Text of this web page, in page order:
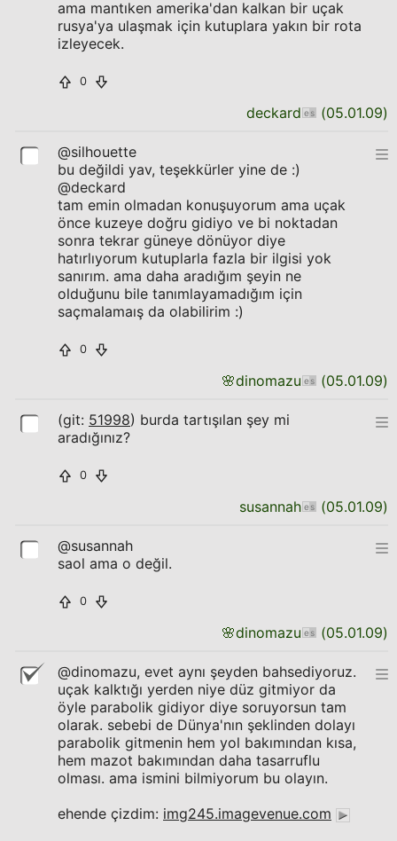
ama mantıken amerika'dan kalkan bir uçak
rusya'ya ulaşmak için kutuplara yakın bir rota
izleyecek.
0
deckard (05.01.09)
@silhouette
bu değildi yav, teşekkürler yine de :)
@deckard
tam emin olmadan konuşuyorum ama uçak
önce kuzeye doğru gidiyo ve bi noktadan
sonra tekrar güneye dönüyor diye
hatırlıyorum kutuplarla fazla bir ilgisi yok
sanırım. ama daha aradığım şeyin ne
olduğunu bile tanımlayamadığım için
saçmalamaış da olabilirim :)
0
🌸dinomazu (05.01.09)
(git: 51998) burda tartışılan şey mi
aradığınız?
0
susannah (05.01.09)
@susannah
saol ama o değil.
0
🌸dinomazu (05.01.09)
@dinomazu, evet aynı şeyden bahsediyoruz.
uçak kalktığı yerden niye düz gitmiyor da
öyle parabolik gidiyor diye soruyorsun tam
olarak. sebebi de Dünya'nın şeklinden dolayı
parabolik gitmenin hem yol bakımından kısa,
hem mazot bakımından daha tasarruflu
olması. ama ismini bilmiyorum bu olayın.
ehende çizdim: img245.imagevenue.com